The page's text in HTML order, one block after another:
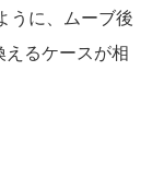
うに、ムーブ後
るケースが相